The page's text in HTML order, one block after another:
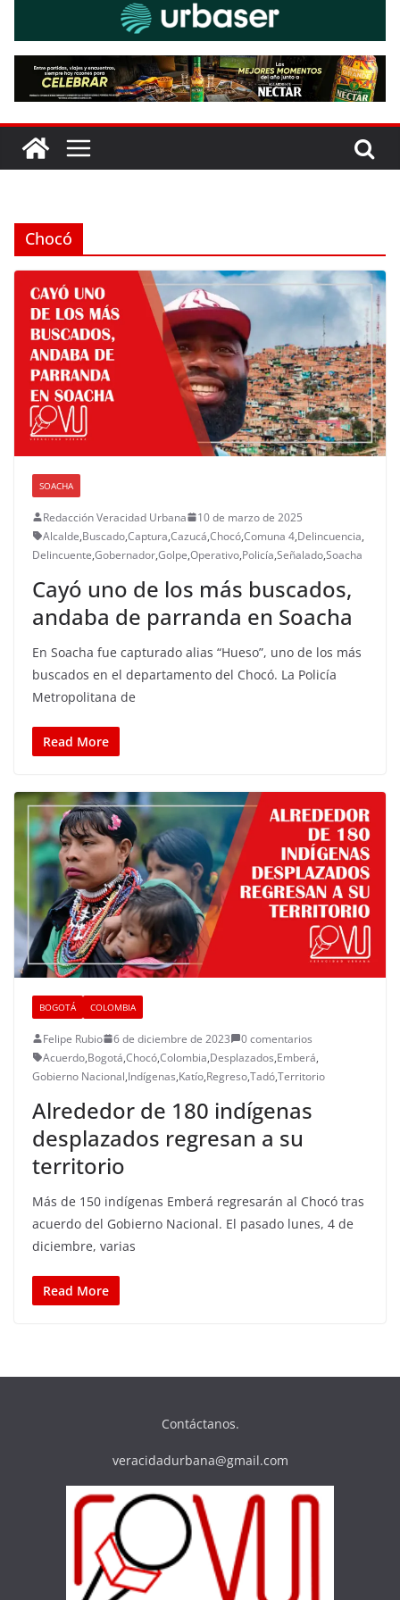
Chocó
SOACHA
Redacción Veracidad Urbana
10 de marzo de 2025
Alcalde,Buscado,Captura,Cazucá,Chocó,Comuna 4,Delincuencia,
Delincuente,Gobernador,Golpe,Operativo,Policía,Señalado,Soacha
Cayó uno de los más buscados,
andaba de parranda en Soacha
En Soacha fue capturado alias “Hueso”, uno de los más
buscados en el departamento del Chocó. La Policía
Metropolitana de
Read More
BOGOTÁ COLOMBIA
Felipe Rubio 6 de diciembre de 2023
0 comentarios
Acuerdo,Bogotá,Chocó,Colombia,Desplazados,Emberá,
Gobierno Nacional,Indígenas,Katío,Regreso,Tadó,Territorio
Alrededor de 180 indígenas
desplazados regresan a su
territorio
Más de 150 indígenas Emberá regresarán al Chocó tras
acuerdo del Gobierno Nacional. El pasado lunes, 4 de
diciembre, varias
Read More
Contáctanos.
veracidadurbana@gmail.com